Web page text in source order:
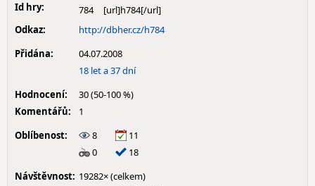
Id hry:
784
Odkaz:
http://dbher.cz/h784
Přidána:
04.07.2008
18 let a 37 dní
Hodnocení:
30 (50-100 %)
Komentářů:
1
Oblíbenost:
8
11
0
18
Návštěvnost: 19282× (celkem)